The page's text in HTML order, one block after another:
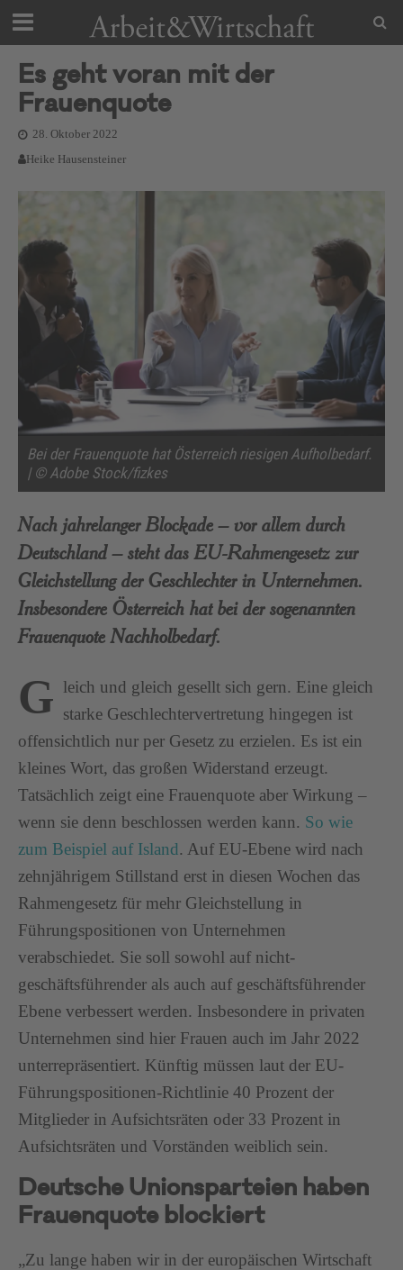
Es geht voran mit der
Frauenquote
28. Oktober 2022
Heike Hausensteiner
Bei der Frauenquote hat Österreich riesigen Aufholbedarf.
| © Adobe Stock/fizkes
Nach jahrelanger Blockade – vor allem durch
Deutschland – steht das EU-Rahmengesetz zur
Gleichstellung der Geschlechter in Unternehmen.
Insbesondere Österreich hat bei der sogenannten
Frauenquote Nachholbedarf.
G leich und gleich gesellt sich gern. Eine gleich
starke Geschlechtervertretung hingegen ist
offensichtlich nur per Gesetz zu erzielen. Es ist ein
kleines Wort, das großen Widerstand erzeugt.
Tatsächlich zeigt eine Frauenquote aber Wirkung –
wenn sie denn beschlossen werden kann. So wie
zum Beispiel auf Island. Auf EU-Ebene wird nach
zehnjährigem Stillstand erst in diesen Wochen das
Rahmengesetz für mehr Gleichstellung in
Führungspositionen von Unternehmen
verabschiedet. Sie soll sowohl auf nicht-
geschäftsführender als auch auf geschäftsführender
Ebene verbessert werden. Insbesondere in privaten
Unternehmen sind hier Frauen auch im Jahr 2022
unterrepräsentiert. Künftig müssen laut der EU-
Führungspositionen-Richtlinie 40 Prozent der
Mitglieder in Aufsichtsräten oder 33 Prozent in
Aufsichtsräten und Vorständen weiblich sein.
Deutsche Unionsparteien haben
Frauenquote blockiert
„Zu lange haben wir in der europäischen Wirtschaft